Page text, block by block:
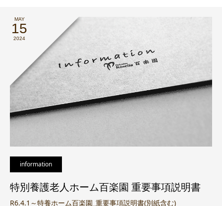
MAY
15
2024
information
特別養護老人ホーム百楽園 重要事項説明書
R6.4.1～特養ホーム百楽園_重要事項説明書(別紙含む)